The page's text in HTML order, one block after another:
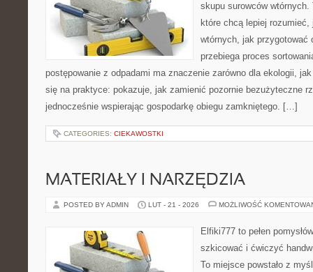
skupu surowców
które chcą lepiej rozumieć,
wtórnych, jak przygotować
przebiega proces
postępowanie z odpadami ma znaczenie zarówno dla ekologii,
się na praktyce: pokazuje, jak zamienić pozornie bezużyteczne
jednocześnie wspierając gospodarkę obiegu zamkniętego. […]
CATEGORIES: CIEKAWOSTKI
MATERIAŁY I NARZĘDZIA
POSTED BY ADMIN LUT - 21 - 2026 MOŻLIWOŚĆ
Elfiki777 to pełen
szkicować i ćwiczyć
To miejsce powstało z